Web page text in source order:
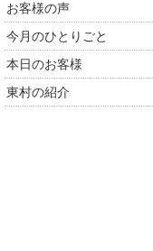
お客様の声
今月のひとりごと
本日のお客様
東村の紹介